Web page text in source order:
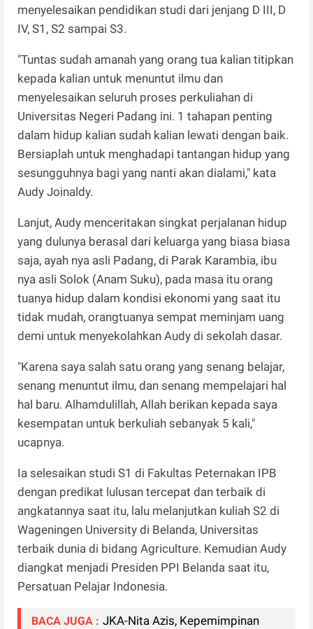
menyelesaikan pendidikan studi dari jenjang D III, D
IV, S1, S2 sampai S3.
"Tuntas sudah amanah yang orang tua kalian titipkan
kepada kalian untuk menuntut ilmu dan
menyelesaikan seluruh proses perkuliahan di
Universitas Negeri Padang ini. 1 tahapan penting
dalam hidup kalian sudah kalian lewati dengan baik.
Bersiaplah untuk menghadapi tantangan hidup yang
sesungguhnya bagi yang nanti akan dialami," kata
Audy Joinaldy.
Lanjut, Audy menceritakan singkat perjalanan hidup
yang dulunya berasal dari keluarga yang biasa biasa
saja, ayah nya asli Padang, di Parak Karambia, ibu
nya asli Solok (Anam Suku), pada masa itu orang
tuanya hidup dalam kondisi ekonomi yang saat itu
tidak mudah, orangtuanya sempat meminjam uang
demi untuk menyekolahkan Audy di sekolah dasar.
"Karena saya salah satu orang yang senang belajar,
senang menuntut ilmu, dan senang mempelajari hal
hal baru. Alhamdulillah, Allah berikan kepada saya
kesempatan untuk berkuliah sebanyak 5 kali,"
ucapnya.
Ia selesaikan studi S1 di Fakultas Peternakan IPB
dengan predikat lulusan tercepat dan terbaik di
angkatannya saat itu, lalu melanjutkan kuliah S2 di
Wageningen University di Belanda, Universitas
terbaik dunia di bidang Agriculture. Kemudian Audy
diangkat menjadi Presiden PPI Belanda saat itu,
Persatuan Pelajar Indonesia.
BACA JUGA : JKA-Nita Azis, Kepemimpinan